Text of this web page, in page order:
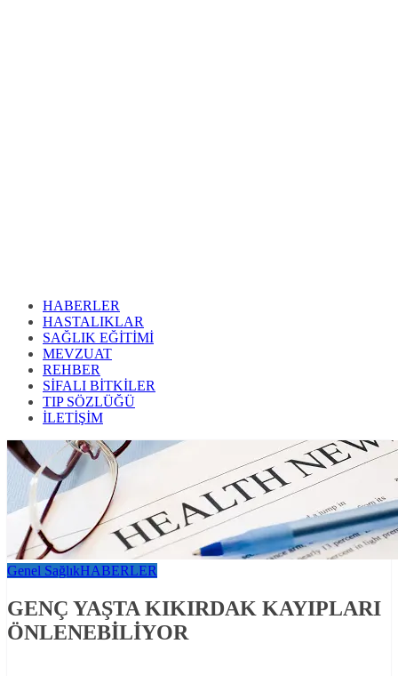
HABERLER
HASTALIKLAR
SAĞLIK EĞİTİMİ
MEVZUAT
REHBER
SİFALI BİTKİLER
TIP SÖZLÜĞÜ
İLETİŞİM
Genel SağlıkHABERLER
GENÇ YAŞTA KIKIRDAK KAYIPLARI
ÖNLENEBİLİYOR